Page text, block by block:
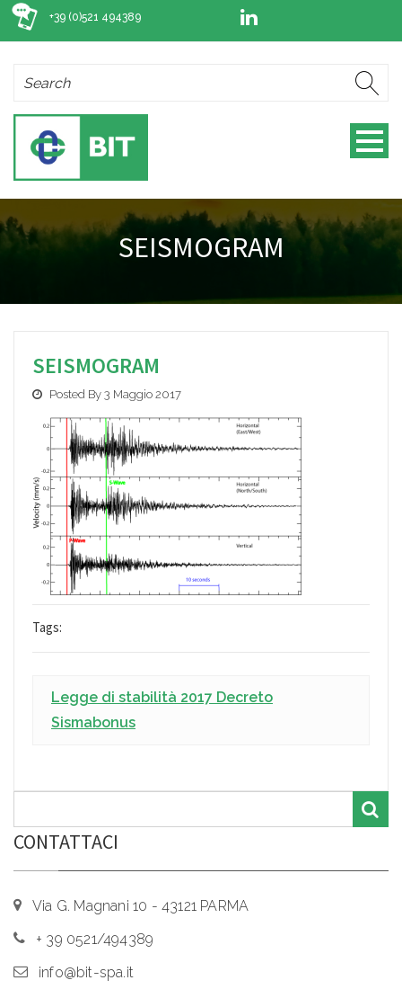
+39 (0)521 494389
SEISMOGRAM
SEISMOGRAM
Posted By 3 Maggio 2017
Tags:
Legge di stabilità 2017 Decreto
Sismabonus
CONTATTACI
Via G. Magnani 10 - 43121 PARMA
+ 39 0521/494389
info@bit-spa.it